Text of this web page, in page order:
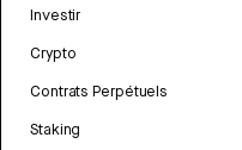
Investir
Crypto
Contrats Perpétuels
Staking